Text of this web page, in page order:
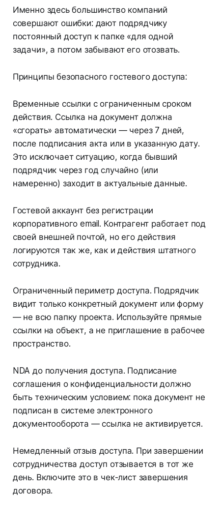
Именно здесь большинство компаний
совершают ошибки: дают подрядчику
постоянный доступ к папке «для одной
задачи», а потом забывают его отозвать.
Принципы безопасного гостевого доступа:
Временные ссылки с ограниченным сроком
действия. Ссылка на документ должна
«сгорать» автоматически — через 7 дней,
после подписания акта или в указанную дату.
Это исключает ситуацию, когда бывший
подрядчик через год случайно (или
намеренно) заходит в актуальные данные.
Гостевой аккаунт без регистрации
корпоративного email. Контрагент работает под
своей внешней почтой, но его действия
логируются так же, как и действия штатного
сотрудника.
Ограниченный периметр доступа. Подрядчик
видит только конкретный документ или форму
— не всю папку проекта. Используйте прямые
ссылки на объект, а не приглашение в рабочее
пространство.
NDA до получения доступа. Подписание
соглашения о конфиденциальности должно
быть техническим условием: пока документ не
подписан в системе электронного
документооборота — ссылка не активируется.
Немедленный отзыв доступа. При завершении
сотрудничества доступ отзывается в тот же
день. Включите это в чек-лист завершения
договора.